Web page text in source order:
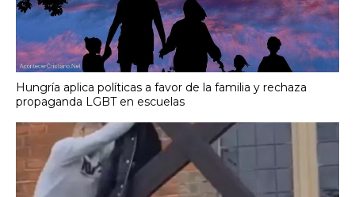
Hungría aplica políticas a favor de la familia y rechaza
propaganda LGBT en escuelas